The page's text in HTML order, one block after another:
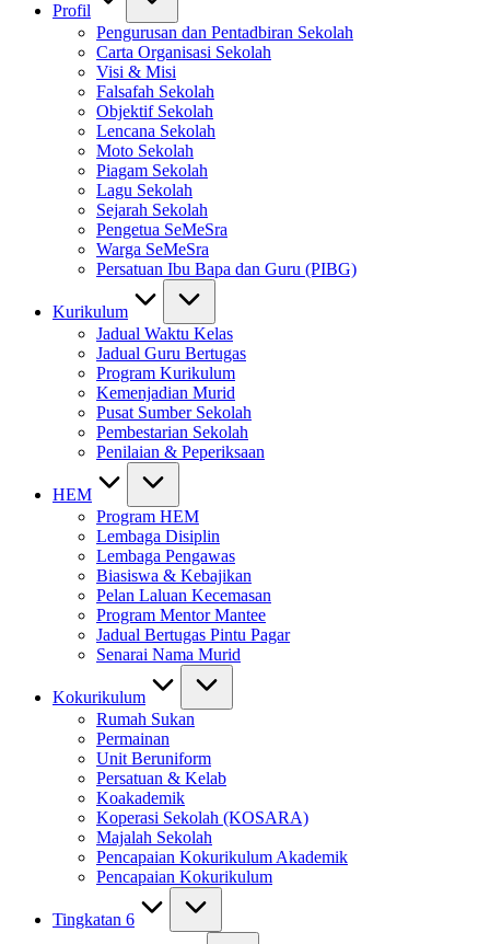
Profil
Pengurusan dan Pentadbiran Sekolah
Carta Organisasi Sekolah
Visi & Misi
Falsafah Sekolah
Objektif Sekolah
Lencana Sekolah
Moto Sekolah
Piagam Sekolah
Lagu Sekolah
Sejarah Sekolah
Pengetua SeMeSra
Warga SeMeSra
Persatuan Ibu Bapa dan Guru (PIBG)
Kurikulum
Jadual Waktu Kelas
Jadual Guru Bertugas
Program Kurikulum
Kemenjadian Murid
Pusat Sumber Sekolah
Pembestarian Sekolah
Penilaian & Peperiksaan
HEM
Program HEM
Lembaga Disiplin
Lembaga Pengawas
Biasiswa & Kebajikan
Pelan Laluan Kecemasan
Program Mentor Mantee
Jadual Bertugas Pintu Pagar
Senarai Nama Murid
Kokurikulum
Rumah Sukan
Permainan
Unit Beruniform
Persatuan & Kelab
Koakademik
Koperasi Sekolah (KOSARA)
Majalah Sekolah
Pencapaian Kokurikulum Akademik
Pencapaian Kokurikulum
Tingkatan 6